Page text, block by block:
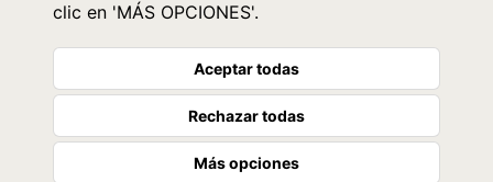
clic en 'MÁS OPCIONES'.
Aceptar todas
Rechazar todas
Más opciones